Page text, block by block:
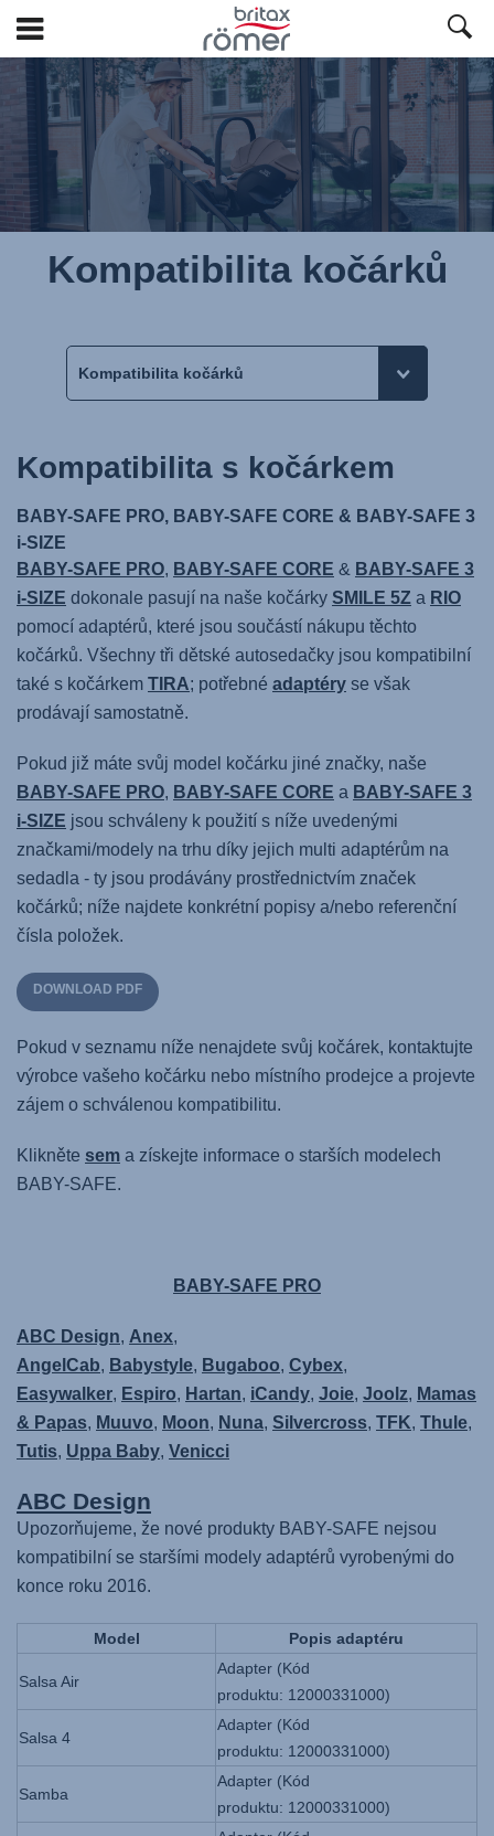
Přeskočit
na
hlavní
Kompatibilita kočárků
Kompatibilita s kočárkem
BABY-SAFE PRO, BABY-SAFE CORE & BABY-SAFE 3
i-SIZE
BABY-SAFE PRO, BABY-SAFE CORE & BABY-SAFE 3
i-SIZE dokonale pasují na naše kočárky SMILE 5Z a RIO
pomocí adaptérů, které jsou součástí nákupu těchto
kočárků. Všechny tři dětské autosedačky jsou kompatibilní
také s kočárkem TIRA; potřebné adaptéry se však
prodávají samostatně.
Pokud již máte svůj model kočárku jiné značky, naše
BABY-SAFE PRO, BABY-SAFE CORE a BABY-SAFE 3
i-SIZE jsou schváleny k použití s níže uvedenými
značkami/modely na trhu díky jejich multi adaptérům na
sedadla - ty jsou prodávány prostřednictvím značek
kočárků; níže najdete konkrétní popisy a/nebo referenční
čísla položek.
DOWNLOAD PDF
Pokud v seznamu níže nenajdete svůj kočárek, kontaktujte
výrobce vašeho kočárku nebo místního prodejce a projevte
zájem o schválenou kompatibilitu.
Klikněte sem a získejte informace o starších modelech
BABY-SAFE.
BABY-SAFE PRO
ABC Design, Anex,
AngelCab, Babystyle, Bugaboo, Cybex,
Easywalker, Espiro, Hartan, iCandy, Joie, Joolz, Mamas
& Papas, Muuvo, Moon, Nuna, Silvercross, TFK, Thule,
Tutis, Uppa Baby, Venicci
ABC Design
Upozorňujeme, že nové produkty BABY-SAFE nejsou
kompatibilní se staršími modely adaptérů vyrobenými do
konce roku 2016.
Model Popis adaptéru
Salsa Air
Adapter (Kód
produktu: 12000331000)
Salsa 4
Adapter (Kód
produktu: 12000331000)
Samba
Adapter (Kód
produktu: 12000331000)